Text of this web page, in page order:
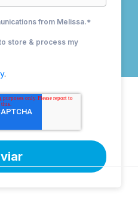
from Melissa.*
store & process my
.